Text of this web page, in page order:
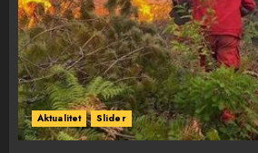
Aktualitet Slider